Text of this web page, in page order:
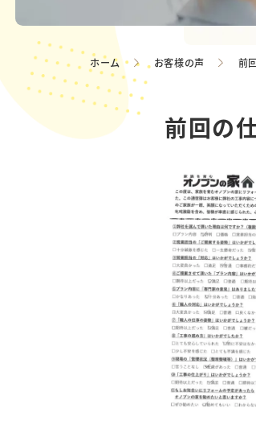
ホーム お客様の声 前
前回の